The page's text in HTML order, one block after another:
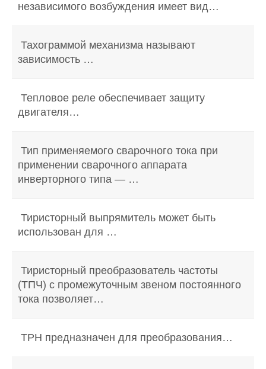
независимого возбуждения имеет вид…
Тахограммой механизма называют
зависимость …
Тепловое реле обеспечивает защиту
двигателя…
Тип применяемого сварочного тока при
применении сварочного аппарата
инверторного типа — …
Тиристорный выпрямитель может быть
использован для …
Тиристорный преобразователь частоты
(ТПЧ) с промежуточным звеном постоянного
тока позволяет…
ТРН предназначен для преобразования…